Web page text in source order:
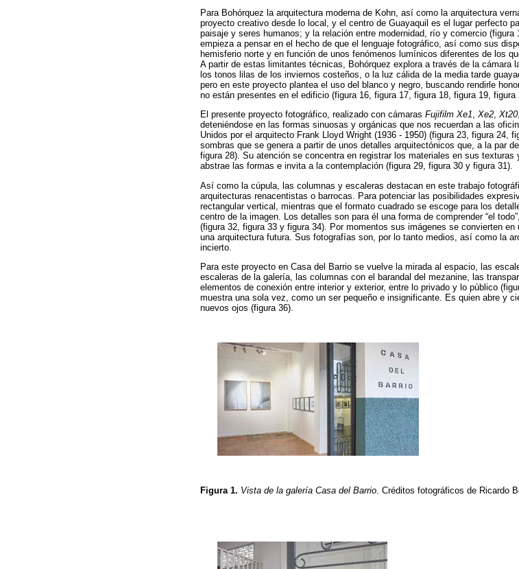
Para Bohórquez la arquitectura moderna de Kohn, así como la arquitectura
proyecto creativo desde lo local, y el centro de Guayaquil es el lugar perfecto
paisaje y seres humanos; y la relación entre modernidad, río y comercio
empieza a pensar en el hecho de que el lenguaje fotográfico, así como sus
hemisferio norte y en función de unos fenómenos lumínicos diferentes de los
A partir de estas limitantes técnicas, Bohórquez explora a través de la cámara
los tonos lilas de los inviernos costeños, o la luz cálida de la media tarde
pero en este proyecto plantea el uso del blanco y negro, buscando rendirle
no están presentes en el edificio (figura 16, figura 17, figura 18, figura 19,
El presente proyecto fotográfico, realizado con cámaras Fujifilm Xe1, Xe2, Xt20
deteniéndose en las formas sinuosas y orgánicas que nos recuerdan a las
Unidos por el arquitecto Frank Lloyd Wright (1936 - 1950) (figura 23, figura 24,
sombras que se genera a partir de unos detalles arquitectónicos que, a la par
figura 28). Su atención se concentra en registrar los materiales en sus
abstrae las formas e invita a la contemplación (figura 29, figura 30 y figura 31).
Así como la cúpula, las columnas y escaleras destacan en este trabajo
arquitecturas renacentistas o barrocas. Para potenciar las posibilidades
rectangular vertical, mientras que el formato cuadrado se escoge para los
centro de la imagen. Los detalles son para él una forma de comprender “el
(figura 32, figura 33 y figura 34). Por momentos sus imágenes se convierten
una arquitectura futura. Sus fotografías son, por lo tanto medios, así como la
incierto.
Para este proyecto en Casa del Barrio se vuelve la mirada al espacio, las
escaleras de la galería, las columnas con el barandal del mezanine, las
elementos de conexión entre interior y exterior, entre lo privado y lo público
muestra una sola vez, como un ser pequeño e insignificante. Es quien abre y
nuevos ojos (figura 36).
Figura 1. Vista de la galería Casa del Barrio. Créditos fotográficos de Ricardo